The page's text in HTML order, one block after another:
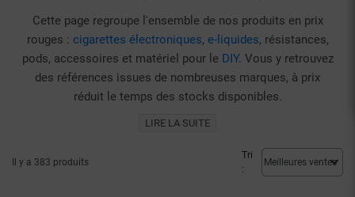
Cette page regroupe l'ensemble de nos produits en prix
rouges : cigarettes électroniques, e-liquides, résistances,
pods, accessoires et matériel pour le DIY. Vous y retrouvez
des références issues de nombreuses marques, à prix
réduit le temps des stocks disponibles.
vous cherchiez à renouveler votre matériel, vous y
trouverez de quoi vous équiper et vous approvisionner en e-
LIRE LA SUITE
Il y a 383 produits
Tri
: